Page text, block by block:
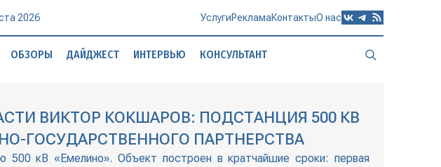
2026 УслугиРекламаКонтактыО нас
ОБЗОРЫ ДАЙДЖЕСТ ИНТЕРВЬЮ КОНСУЛЬТАНТ
ВИКТОР КОКШАРОВ: ПОДСТАНЦИЯ 500 КВ
ГОСУДАРСТВЕННОГО ПАРТНЕРСТВА
500 кВ «Емелино». Объект построен в кратчайшие сроки: первая